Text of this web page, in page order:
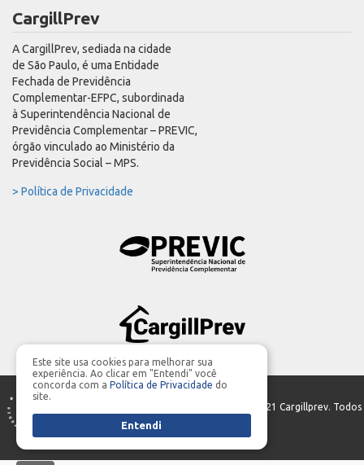
CargillPrev
A CargillPrev, sediada na cidade
de São Paulo, é uma Entidade
Fechada de Previdência
Complementar-EFPC, subordinada
à Superintendência Nacional de
Previdência Complementar – PREVIC,
órgão vinculado ao Ministério da
Previdência Social – MPS.
> Política de Privacidade
- ©2021 Cargillprev. Todos
os direitos reservados.
Este site usa cookies para melhorar sua
experiência. Ao clicar em "Entendi" você
concorda com a Política de Privacidade do
site.
Entendi